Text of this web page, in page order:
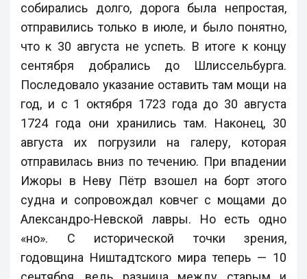
собирались долго, дорога была непростая,
отправились только в июле, и было понятно,
что к 30 августа не успеть. В итоге к концу
сентября добрались до Шлиссельбурга.
Последовало указание оставить там мощи на
год, и с 1 октября 1723 года до 30 августа
1724 года они хранились там. Наконец, 30
августа их погрузили на галеру, которая
отправилась вниз по течению. При впадении
Ижоры в Неву Пётр взошел на борт этого
судна и сопровождал ковчег с мощами до
Александро-Невской лавры. Но есть одно
«но». С исторической точки зрения,
годовщина Ништадтского мира теперь — 10